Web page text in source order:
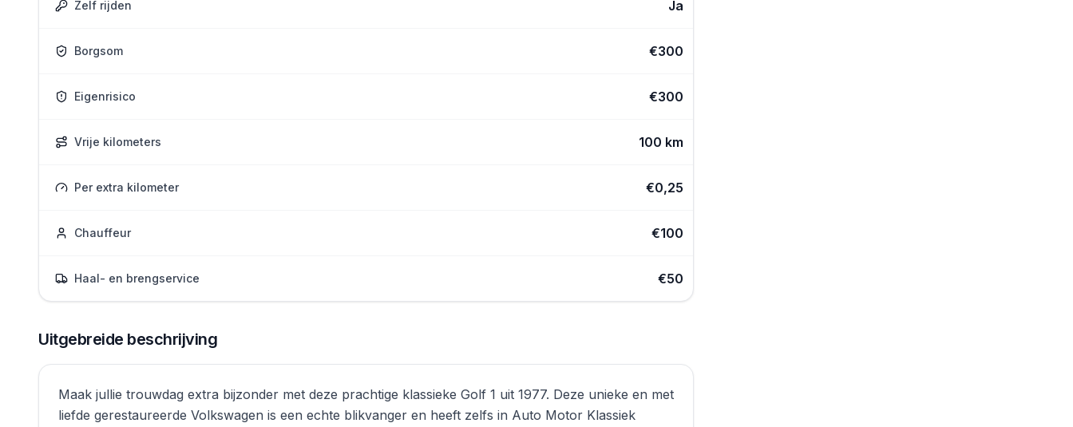
Zelf rijden Ja
Borgsom €300
Eigenrisico €300
Vrije kilometers 100 km
Per extra kilometer €0,25
Chauffeur €100
Haal- en brengservice €50
Uitgebreide beschrijving
Maak jullie trouwdag extra bijzonder met deze prachtige klassieke Golf 1 uit 1977. Deze unieke en met
liefde gerestaureerde Volkswagen is een echte blikvanger en heeft zelfs in Auto Motor Klassiek